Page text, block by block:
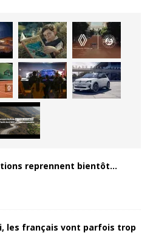
reprennent bientôt…
les français vont parfois trop